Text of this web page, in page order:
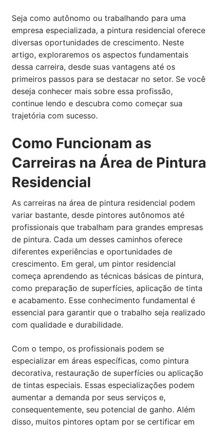
Seja como autônomo ou trabalhando para uma
empresa especializada, a pintura residencial oferece
diversas oportunidades de crescimento. Neste
artigo, exploraremos os aspectos fundamentais
dessa carreira, desde suas vantagens até os
primeiros passos para se destacar no setor. Se você
deseja conhecer mais sobre essa profissão,
continue lendo e descubra como começar sua
trajetória com sucesso.
Como Funcionam as
Carreiras na Área de Pintura
Residencial
As carreiras na área de pintura residencial podem
variar bastante, desde pintores autônomos até
profissionais que trabalham para grandes empresas
de pintura. Cada um desses caminhos oferece
diferentes experiências e oportunidades de
crescimento. Em geral, um pintor residencial
começa aprendendo as técnicas básicas de pintura,
como preparação de superfícies, aplicação de tinta
e acabamento. Esse conhecimento fundamental é
essencial para garantir que o trabalho seja realizado
com qualidade e durabilidade.
Com o tempo, os profissionais podem se
especializar em áreas específicas, como pintura
decorativa, restauração de superfícies ou aplicação
de tintas especiais. Essas especializações podem
aumentar a demanda por seus serviços e,
consequentemente, seu potencial de ganho. Além
disso, muitos pintores optam por se certificar em